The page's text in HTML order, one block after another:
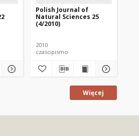
Polish Journal of
Natural Sciences 25
(4/2010)
2010
czasopismo
Więcej